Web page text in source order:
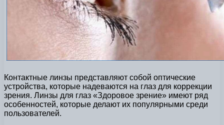
Контактные линзы представляют собой оптические
устройства, которые надеваются на глаз для коррекции
зрения. Линзы для глаз «Здоровое зрение» имеют ряд
особенностей, которые делают их популярными среди
пользователей.